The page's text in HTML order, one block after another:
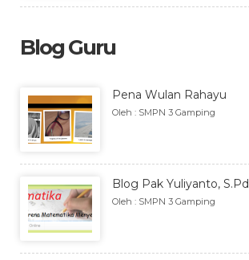
Blog Guru
Pena Wulan Rahayu
Oleh : SMPN 3 Gamping
Blog Pak Yuliyanto, S.Pd
Oleh : SMPN 3 Gamping